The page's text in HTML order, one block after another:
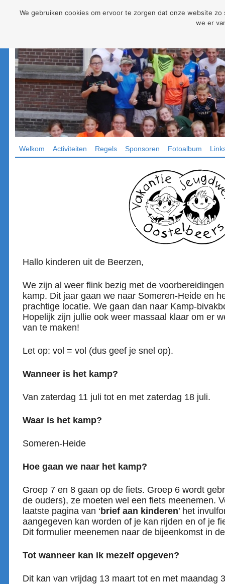
Welkom Activiteiten Regels Sponsoren Fotoalbum
Hallo kinderen uit de Beerzen,
We zijn al weer flink bezig met de
kamp. Dit jaar gaan we naar Someren-Heide en
prachtige locatie. We gaan dan naar Kamp-
Hopelijk zijn jullie ook weer massaal klaar om er
van te maken!
Let op: vol = vol (dus geef je snel op).
Wanneer is het kamp?
Van zaterdag 11 juli tot en met zaterdag 18 juli.
Waar is het kamp?
Someren-Heide
Hoe gaan we naar het kamp?
Groep 7 en 8 gaan op de fiets. Groep 6 wordt
de ouders), ze moeten wel een fiets meenemen.
laatste pagina van ‘ brief aan kinderen’ het
aangegeven kan worden of je kan rijden en of je
Dit formulier meenemen naar de bijeenkomst in
Tot wanneer kan ik mezelf opgeven?
Dit kan van vrijdag 13 maart tot en met maandag
We gebruiken cookies om ervoor te zorgen dat onze website
we er